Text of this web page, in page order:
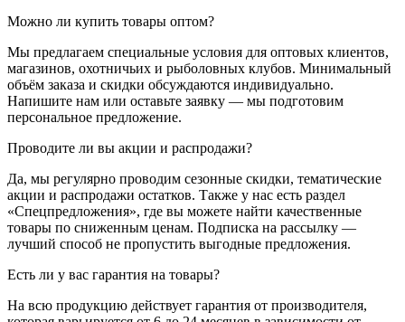
Можно ли купить товары оптом?
Мы предлагаем специальные условия для оптовых клиентов,
магазинов, охотничьих и рыболовных клубов. Минимальный
объём заказа и скидки обсуждаются индивидуально.
Напишите нам или оставьте заявку — мы подготовим
персональное предложение.
Проводите ли вы акции и распродажи?
Да, мы регулярно проводим сезонные скидки, тематические
акции и распродажи остатков. Также у нас есть раздел
«Спецпредложения», где вы можете найти качественные
товары по сниженным ценам. Подписка на рассылку —
лучший способ не пропустить выгодные предложения.
Есть ли у вас гарантия на товары?
На всю продукцию действует гарантия от производителя,